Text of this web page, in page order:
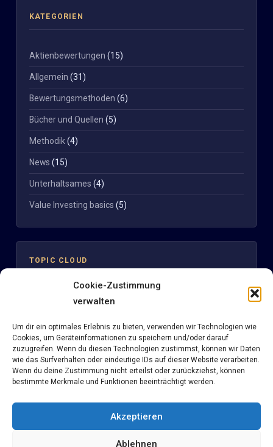
Cookie-Zustimmung
verwalten
Um dir ein optimales Erlebnis zu bieten, verwenden wir Technologien wie
Cookies, um Geräteinformationen zu speichern und/oder darauf
zuzugreifen. Wenn du diesen Technologien zustimmst, können wir Daten
wie das Surfverhalten oder eindeutige IDs auf dieser Website verarbeiten.
Wenn du deine Zustimmung nicht erteilst oder zurückziehst, können
bestimmte Merkmale und Funktionen beeinträchtigt werden.
Akzeptieren
Ablehnen
KATEGORIEN
Aktienbewertungen (15)
Allgemein (31)
Bewertungsmethoden (6)
Bücher und Quellen (5)
Methodik (4)
News (15)
Unterhaltsames (4)
Value Investing basics (5)
TOPIC CLOUD
AktienbewertungClinuvel
Clinuvel PharmaceuticalsDCF
Digitale Strategie Discounted Cash floweBook Fair KBV Fair KGV
Kelly Kriterium KGV MethodikMultiples NemetschekNews
PortfoliomanagementReverse DCF Reverse KGVseekingalpha
Value Investing